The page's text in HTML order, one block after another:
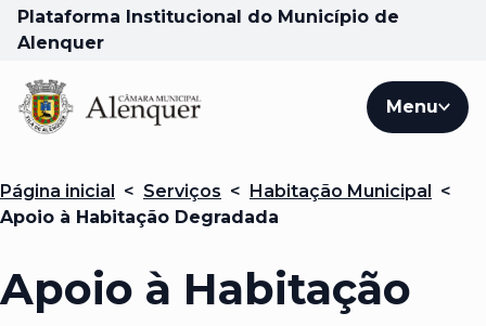
Plataforma Institucional do Município de
Alenquer
Menu
Página inicial < Serviços < Habitação Municipal <
Apoio à Habitação Degradada
Apoio à Habitação